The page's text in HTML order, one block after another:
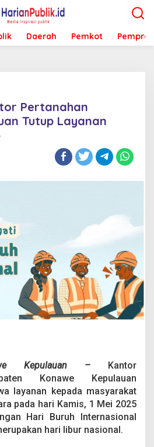
Daerah Pemkot Pemprov
Pertanahan
Tutup Layanan
Kepulauan –
Kantor
Konawe Kepulauan
layanan kepada masyarakat
pada hari Kamis, 1 Mei 2025
Hari Buruh Internasional
hari libur nasional.